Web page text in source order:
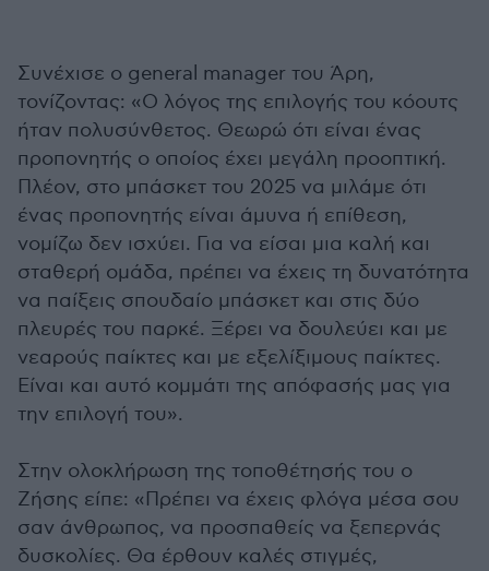
Συνέχισε ο general manager του Άρη,
τονίζοντας: «Ο λόγος της επιλογής του κόουτς
ήταν πολυσύνθετος. Θεωρώ ότι είναι ένας
προπονητής ο οποίος έχει μεγάλη προοπτική.
Πλέον, στο μπάσκετ του 2025 να μιλάμε ότι
ένας προπονητής είναι άμυνα ή επίθεση,
νομίζω δεν ισχύει. Για να είσαι μια καλή και
σταθερή ομάδα, πρέπει να έχεις τη δυνατότητα
να παίξεις σπουδαίο μπάσκετ και στις δύο
πλευρές του παρκέ. Ξέρει να δουλεύει και με
νεαρούς παίκτες και με εξελίξιμους παίκτες.
Είναι και αυτό κομμάτι της απόφασής μας για
την επιλογή του».
Στην ολοκλήρωση της τοποθέτησής του ο
Ζήσης είπε: «Πρέπει να έχεις φλόγα μέσα σου
σαν άνθρωπος, να προσπαθείς να ξεπερνάς
δυσκολίες. Θα έρθουν καλές στιγμές,